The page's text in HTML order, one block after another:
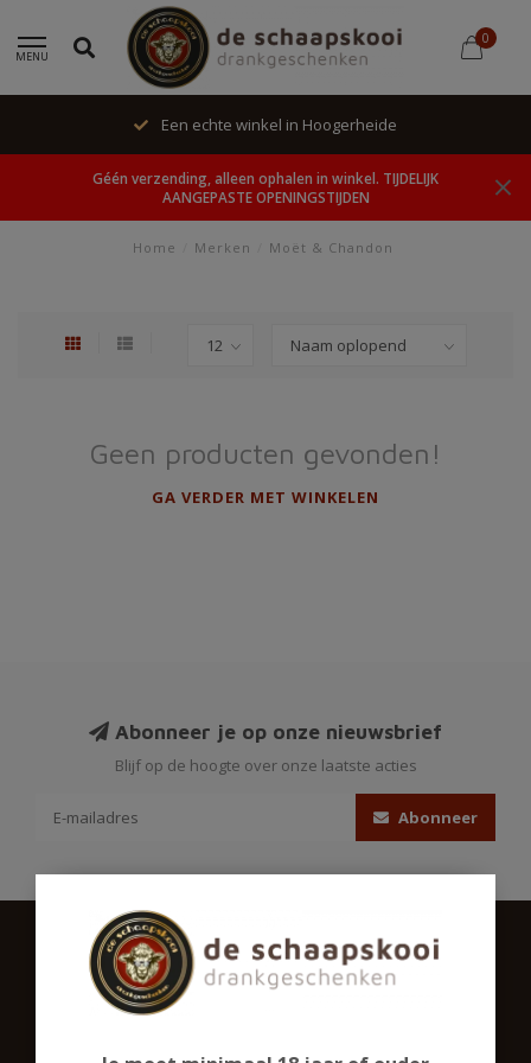
MENU
0
Een echte winkel in Hoogerheide
Géén verzending, alleen ophalen in winkel. TIJDELIJK
AANGEPASTE OPENINGSTIJDEN
Home Merken Moët & Chandon
Geen producten gevonden!
GA VERDER MET WINKELEN
Abonneer je op onze nieuwsbrief
Blijf op de hoogte over onze laatste acties
Abonneer
Schaapskooigeschenken.nl
Ons assortiment omvat een groot aantal biersoorten,
gedistilleerd en een ruime sortering alcoholvrij. Ook in glaswerk